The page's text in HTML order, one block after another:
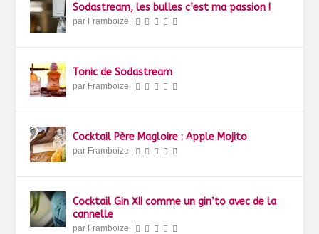
Sodastream, les bulles c’est ma passion !
par Framboize |
Tonic de Sodastream
par Framboize |
Cocktail Père Magloire : Apple Mojito
par Framboize |
Cocktail Gin XII comme un gin’to avec de la
cannelle
par Framboize |